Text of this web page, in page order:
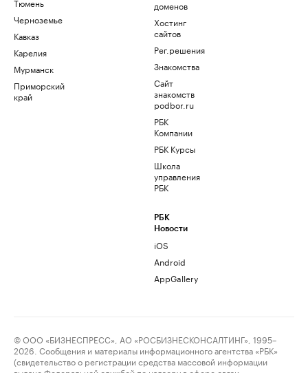
Тюмень
Черноземье
Кавказ
Карелия
Мурманск
Приморский
край
доменов
Хостинг
сайтов
Рег.решения
Знакомства
Сайт
знакомств
podbor.ru
РБК
Компании
РБК Курсы
Школа
управления
РБК
РБК
Новости
iOS
Android
AppGallery
© ООО «БИЗНЕСПРЕСС», АО «РОСБИЗНЕСКОНСАЛТИНГ», 1995–
2026. Сообщения и материалы информационного агентства «РБК»
(свидетельство о регистрации средства массовой информации